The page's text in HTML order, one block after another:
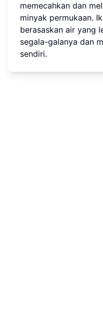
memecahkan dan
minyak permukaan.
berasaskan air yang
segala-galanya dan
sendiri.